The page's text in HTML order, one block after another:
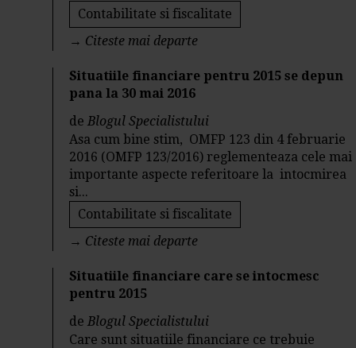
Contabilitate si fiscalitate
→ Citeste mai departe
Situatiile financiare pentru 2015 se depun
pana la 30 mai 2016
deBlogul Specialistului
Asa cum bine stim, OMFP 123 din 4 februarie
2016 (OMFP 123/2016) reglementeaza cele mai
importante aspecte referitoare la intocmirea
si...
Contabilitate si fiscalitate
→ Citeste mai departe
Situatiile financiare care se intocmesc
pentru 2015
deBlogul Specialistului
Care sunt situatiile financiare ce trebuie